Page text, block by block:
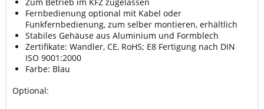
Fernbedienung optional mit Kabel oder
Funkfernbedienung, zum selber montieren, erhältlich
Stabiles Gehäuse aus Aluminium und Formblech
Zertifikate: Wandler, CE, RoHS; E8 Fertigung nach DIN
ISO 9001:2000
Farbe: Blau
Optional: